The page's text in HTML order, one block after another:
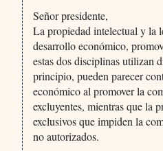
Señor presidente,
La propiedad intelectual y la
desarrollo económico,
estas dos disciplinas utilizan
principio, pueden parecer
económico al promover la
excluyentes, mientras que la
exclusivos que impiden la
no autorizados.